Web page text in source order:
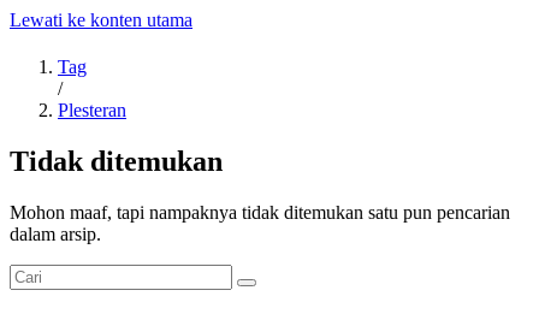
Lewati ke konten utama
Tag
/
Plesteran
Tidak ditemukan
Mohon maaf, tapi nampaknya tidak ditemukan satu pun pencarian
dalam arsip.